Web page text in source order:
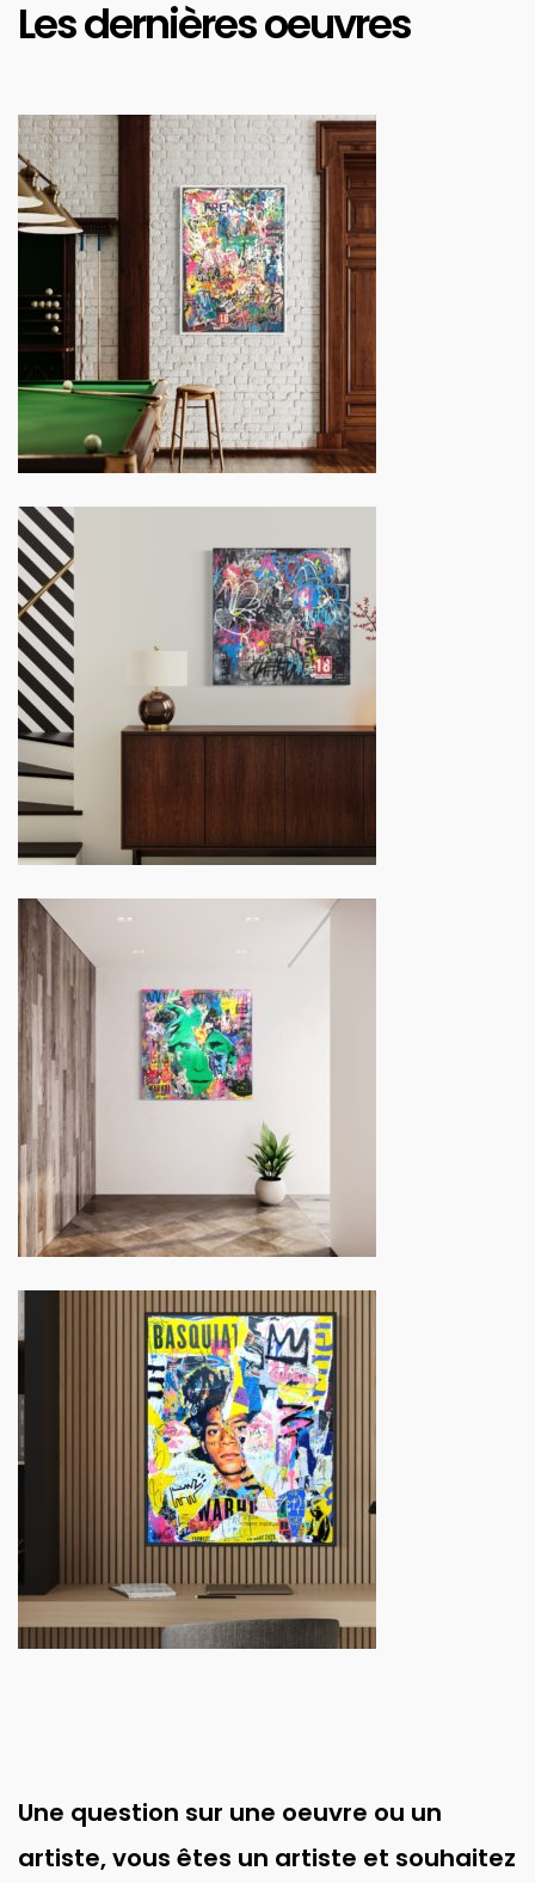
Les dernières oeuvres
Une question sur une oeuvre ou un
artiste, vous êtes un artiste et souhaitez